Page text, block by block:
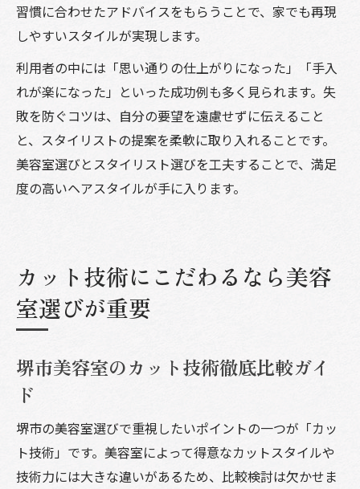
習慣に合わせたアドバイスをもらうことで、家でも再現
しやすいスタイルが実現します。
利用者の中には「思い通りの仕上がりになった」「手入
れが楽になった」といった成功例も多く見られます。失
敗を防ぐコツは、自分の要望を遠慮せずに伝えること
と、スタイリストの提案を柔軟に取り入れることです。
美容室選びとスタイリスト選びを工夫することで、満足
度の高いヘアスタイルが手に入ります。
カット技術にこだわるなら美容
室選びが重要
堺市美容室のカット技術徹底比較ガイ
ド
堺市の美容室選びで重視したいポイントの一つが「カッ
ト技術」です。美容室によって得意なカットスタイルや
技術力には大きな違いがあるため、比較検討は欠かせま